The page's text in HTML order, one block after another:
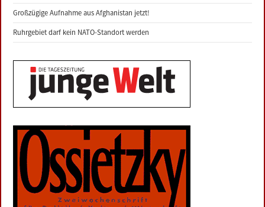
Großzügige Aufnahme aus Afghanistan jetzt!
Ruhrgebiet darf kein NATO-Standort werden